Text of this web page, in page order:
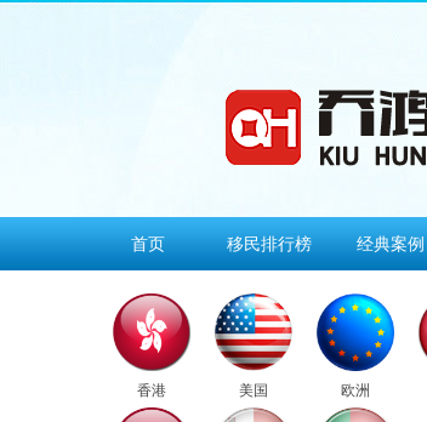
首页 移民排行榜 经典案例
香港 美国 欧洲